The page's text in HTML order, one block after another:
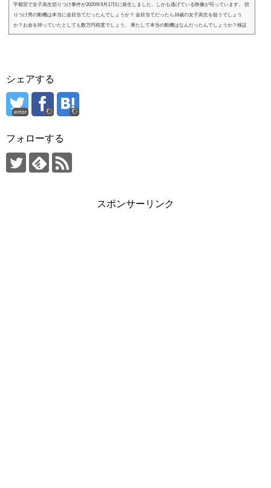
宇都宮で女子高生切りつけ事件が2020年9月17日に発生しました。しかも逃げている映像が写っています。 切
りつけ男の動機は本当に金目当てだったんでしょうか？ 金目当てだったら16歳の女子高生を狙うでしょう
か？お金を持っていたとしても数万円程度でしょう。 果たして本当の動機はなんだったんでしょうか？検証
していきましょう ぜひご覧下さい！スポンサーリンク (adsbygoogle = window.adsbygoogle || ).push({});宇都宮
シェアする
error
フォローする
スポンサーリンク